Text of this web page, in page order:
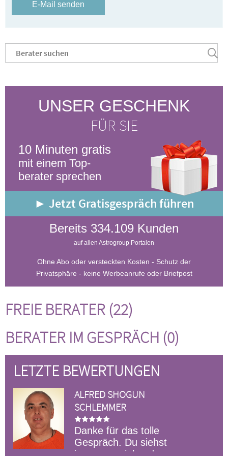
E-Mail senden
UNSER GESCHENK
FÜR SIE
10 Minuten gratis
mit einem Top-
berater sprechen
► Jetzt Gratisgespräch führen
Bereits 334.109 Kunden
auf allen Astrogroup Portalen
Ohne Abo oder versteckten Kosten - Schutz der
Privatsphäre - keine Werbeanrufe oder Briefpost
FREIE BERATER (22)
BERATER IM GESPRÄCH (0)
LETZTE BEWERTUNGEN
ALFRED SHOGUN
SCHLEMMER
Danke für das tolle
Gespräch. Du siehst